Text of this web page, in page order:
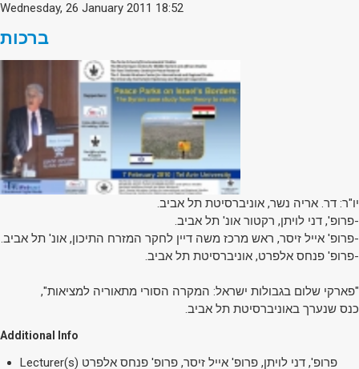
Wednesday, 26 January 2011 18:52
ברכות
יו"ר: דר. אריה נשר, אוניברסיטת תל אביב.
-פרופ', דני לויתן, רקטור אונ' תל אביב.
-פרופ' אייל זיסר, ראש מרכז משה דיין לחקר המזרח התיכון, אונ' תל אביב.
-פרופ' פנחס אלפרט, אוניברסיטת תל אביב.
"פארקי שלום בגבולות ישראל: המקרה הסורי מתאוריה למציאות",
כנס שנערך באוניברסיטת תל אביב.
Additional Info
Lecturer(s) פרופ', דני לויתן, פרופ' אייל זיסר, פרופ' פנחס אלפרט